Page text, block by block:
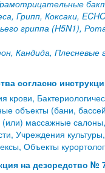
Грипп, Коксаки,
гриппа (H5N1),
Кандида, Плесневые
согласно
крови,
объекты (бани,
(или) массажные
Учреждения
Объекты
на дезсредство №